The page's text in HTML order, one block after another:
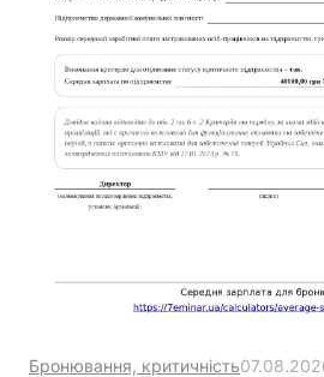
Бронювання, критичність